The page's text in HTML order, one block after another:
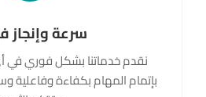
سرعة وإنجاز
نقدم خدماتنا بشكل فوري في
بإتمام المهام بكفاءة وفاعلية